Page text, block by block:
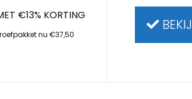
€13% KORTING
nu €37,50